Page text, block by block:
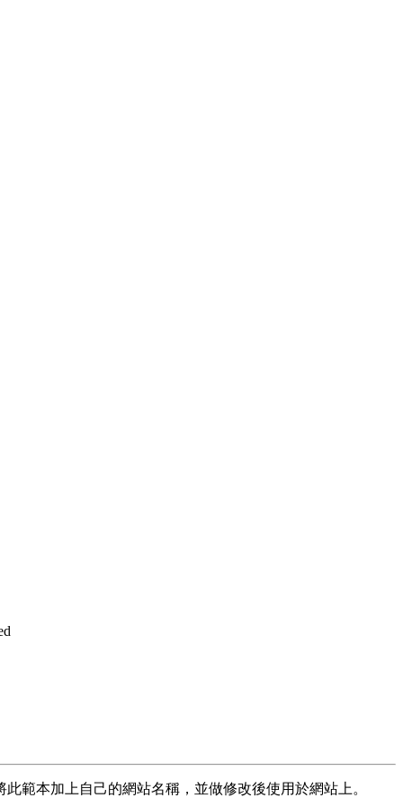
範本加上自己的網站名稱，並做修改後使用於網站上。